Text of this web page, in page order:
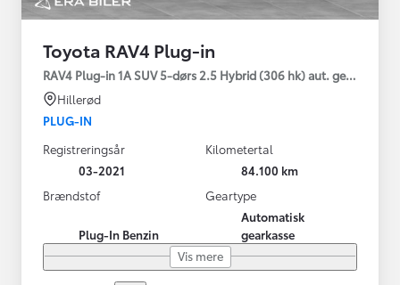
Toyota RAV4 Plug-in
RAV4 Plug-in 1A SUV 5-dørs 2.5 Hybrid (306 hk) aut. gear
Hillerød
PLUG-IN
Registreringsår
03-2021
Kilometertal
84.100 km
Brændstof
Plug-In Benzin
Geartype
Automatisk
gearkasse
Vis mere